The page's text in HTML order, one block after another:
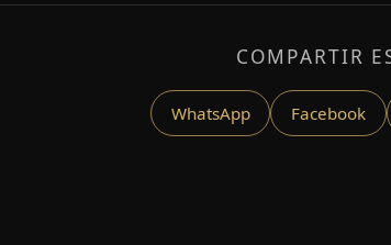
COMPARTIR
WhatsApp Facebook